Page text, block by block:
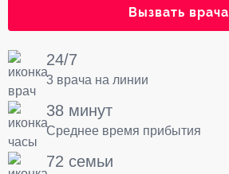
Вызвать врача
24/7
3 врача на линии
38 минут
Среднее время прибытия
72 семьи